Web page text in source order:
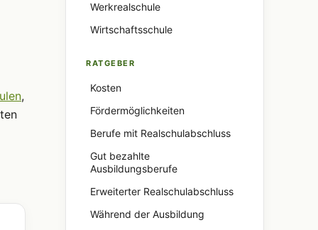
,
Werkrealschule
Wirtschaftsschule
RATGEBER
Kosten
Fördermöglichkeiten
Berufe mit Realschulabschluss
Gut bezahlte
Ausbildungsberufe
Erweiterter Realschulabschluss
Während der Ausbildung